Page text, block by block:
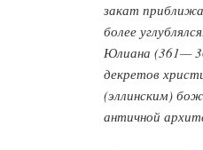
закат
более
Юлиана (361—
декретов
(эллинским)
античной